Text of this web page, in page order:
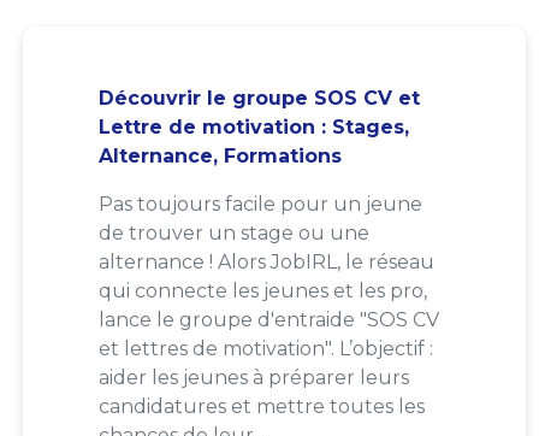
Découvrir le groupe SOS CV et
Lettre de motivation : Stages,
Alternance, Formations
Pas toujours facile pour un jeune
de trouver un stage ou une
alternance ! Alors JobIRL, le réseau
qui connecte les jeunes et les pro,
lance le groupe d'entraide "SOS CV
et lettres de motivation". L’objectif :
aider les jeunes à préparer leurs
candidatures et mettre toutes les